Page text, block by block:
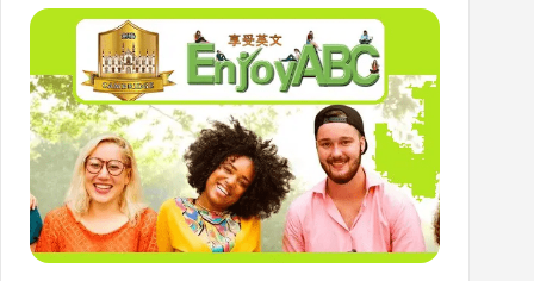
說
｜
元
英
語！